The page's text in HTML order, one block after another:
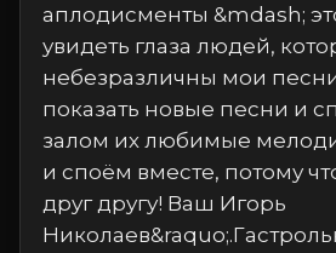
аплодисменты &mdash;
увидеть глаза людей,
небезразличны мои
показать новые песни и
залом их любимые
и споём вместе, потому
друг другу! Ваш Игорь